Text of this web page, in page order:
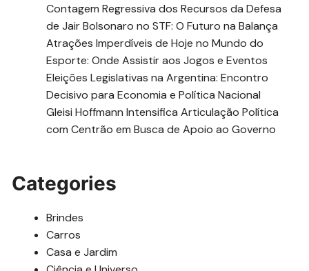
Contagem Regressiva dos Recursos da Defesa
de Jair Bolsonaro no STF: O Futuro na Balança
Atrações Imperdíveis de Hoje no Mundo do
Esporte: Onde Assistir aos Jogos e Eventos
Eleições Legislativas na Argentina: Encontro
Decisivo para Economia e Política Nacional
Gleisi Hoffmann Intensifica Articulação Política
com Centrão em Busca de Apoio ao Governo
Categories
Brindes
Carros
Casa e Jardim